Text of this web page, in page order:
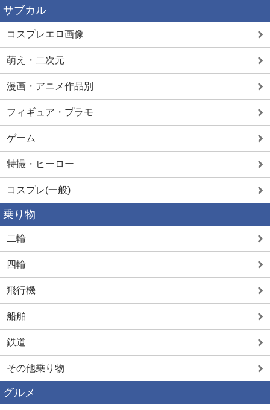
サブカル
コスプレエロ画像
萌え・二次元
漫画・アニメ作品別
フィギュア・プラモ
ゲーム
特撮・ヒーロー
コスプレ(一般)
乗り物
二輪
四輪
飛行機
船舶
鉄道
その他乗り物
グルメ